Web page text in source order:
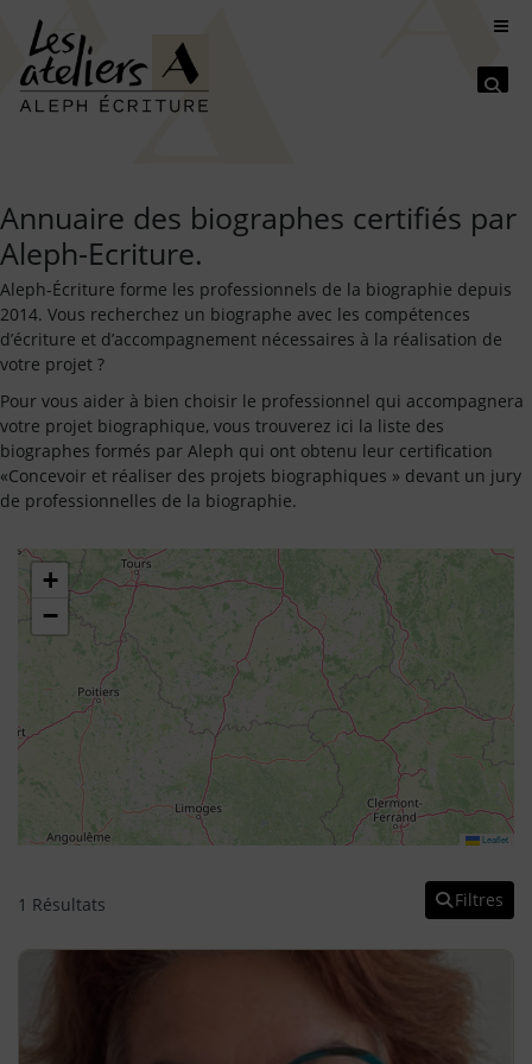
Annuaire des biographes certifiés par
Aleph-Ecriture.
Aleph-Écriture forme les professionnels de la biographie depuis
2014. Vous recherchez un biographe avec les compétences
d’écriture et d’accompagnement nécessaires à la réalisation de
votre projet ?
Pour vous aider à bien choisir le professionnel qui accompagnera
votre projet biographique, vous trouverez ici la liste des
biographes formés par Aleph qui ont obtenu leur certification
«Concevoir et réaliser des projets biographiques » devant un jury
de professionnelles de la biographie.
+
−
Leaflet
1 Résultats Filtres